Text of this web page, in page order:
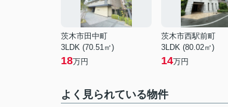
茨木市田中町
3LDK (70.51㎡)
18万円
茨木市西駅前町
3LDK (80.02㎡)
14万円
よく見られている物件